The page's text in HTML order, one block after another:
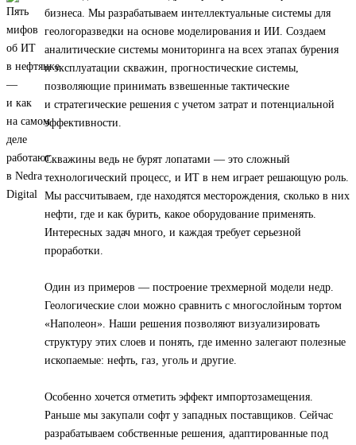
бизнеса. Мы разрабатываем интеллектуальные системы для
геологоразведки на основе моделирования и ИИ. Создаем
аналитические системы мониторинга на всех этапах бурения
и эксплуатации скважин, прогностические системы,
позволяющие принимать взвешенные тактические
и стратегические решения с учетом затрат и потенциальной
эффективности.
Скважины ведь не бурят лопатами — это сложный
технологический процесс, и ИТ в нем играет решающую роль.
Мы рассчитываем, где находятся месторождения, сколько в них
нефти, где и как бурить, какое оборудование применять.
Интересных задач много, и каждая требует серьезной
проработки.
Один из примеров — построение трехмерной модели недр.
Геологические слои можно сравнить с многослойным тортом
«Наполеон». Наши решения позволяют визуализировать
структуру этих слоев и понять, где именно залегают полезные
ископаемые: нефть, газ, уголь и другие.
Особенно хочется отметить эффект импортозамещения.
Раньше мы закупали софт у западных поставщиков. Сейчас
разрабатываем собственные решения, адаптированные под